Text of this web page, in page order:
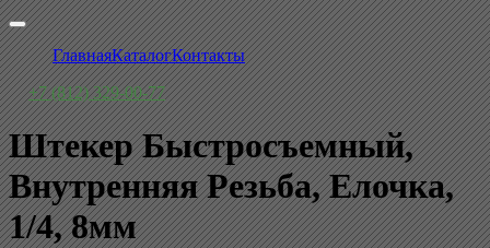
ГлавнаяКаталогКонтакты
+7 (812) 329-00-77
Штекер Быстросъемный,
Внутренняя Резьба, Елочка,
1/4, 8мм